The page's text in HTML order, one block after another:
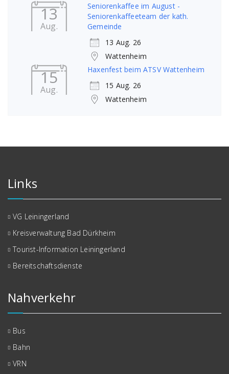
13
Aug.
Seniorenkaffee im August -
Seniorenkaffeeteam der kath.
Gemeinde
13 Aug. 26
Wattenheim
15
Aug.
Haxenfest beim ATSV Wattenheim
15 Aug. 26
Wattenheim
Links
VG Leiningerland
Kreisverwaltung Bad Dürkheim
Tourist-Information Leiningerland
Bereitschaftsdienste
Nahverkehr
Bus
Bahn
VRN